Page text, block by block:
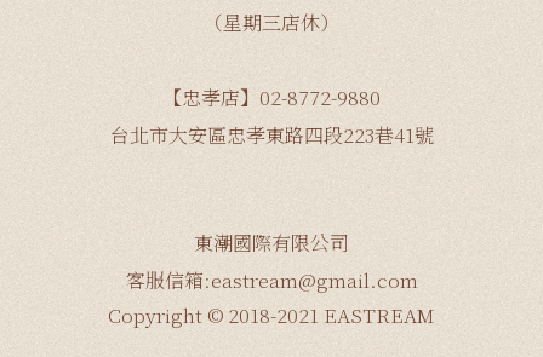
（星期三店休）
【忠孝店】02-8772-9880
台北市大安區忠孝東路四段223巷41號
東潮國際有限公司
客服信箱:eastream@gmail.com
Copyright © 2018-2021 EASTREAM